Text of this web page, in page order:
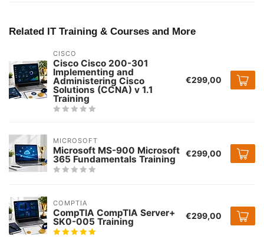
Related IT Training & Courses and More
CISCO
Cisco Cisco 200-301
Implementing and
Administering Cisco
Solutions (CCNA) v 1.1
Training
€299,00
MICROSOFT
Microsoft MS-900 Microsoft
365 Fundamentals Training €299,00
COMPTIA
CompTIA CompTIA Server+
SK0-005 Training €299,00